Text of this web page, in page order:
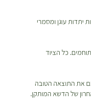
עוגן ומסמרי
כל הציוד
את התוצאה הטובה
של הדשא המותקן.